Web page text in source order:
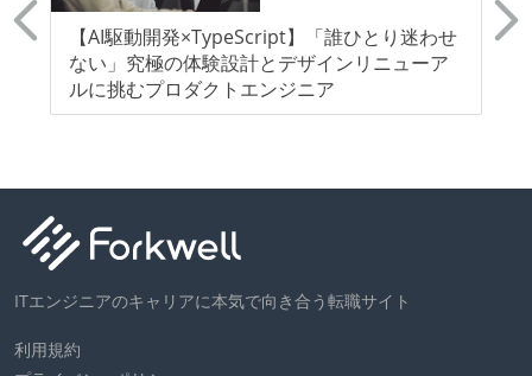
【AI駆動開発×TypeScript】「誰ひとり迷わせ
ない」究極の体験設計とデザインリニューア
ルに挑むプロダクトエンジニア
ITエンジニアのキャリアに本気で向き合う転職サイト
利用規約